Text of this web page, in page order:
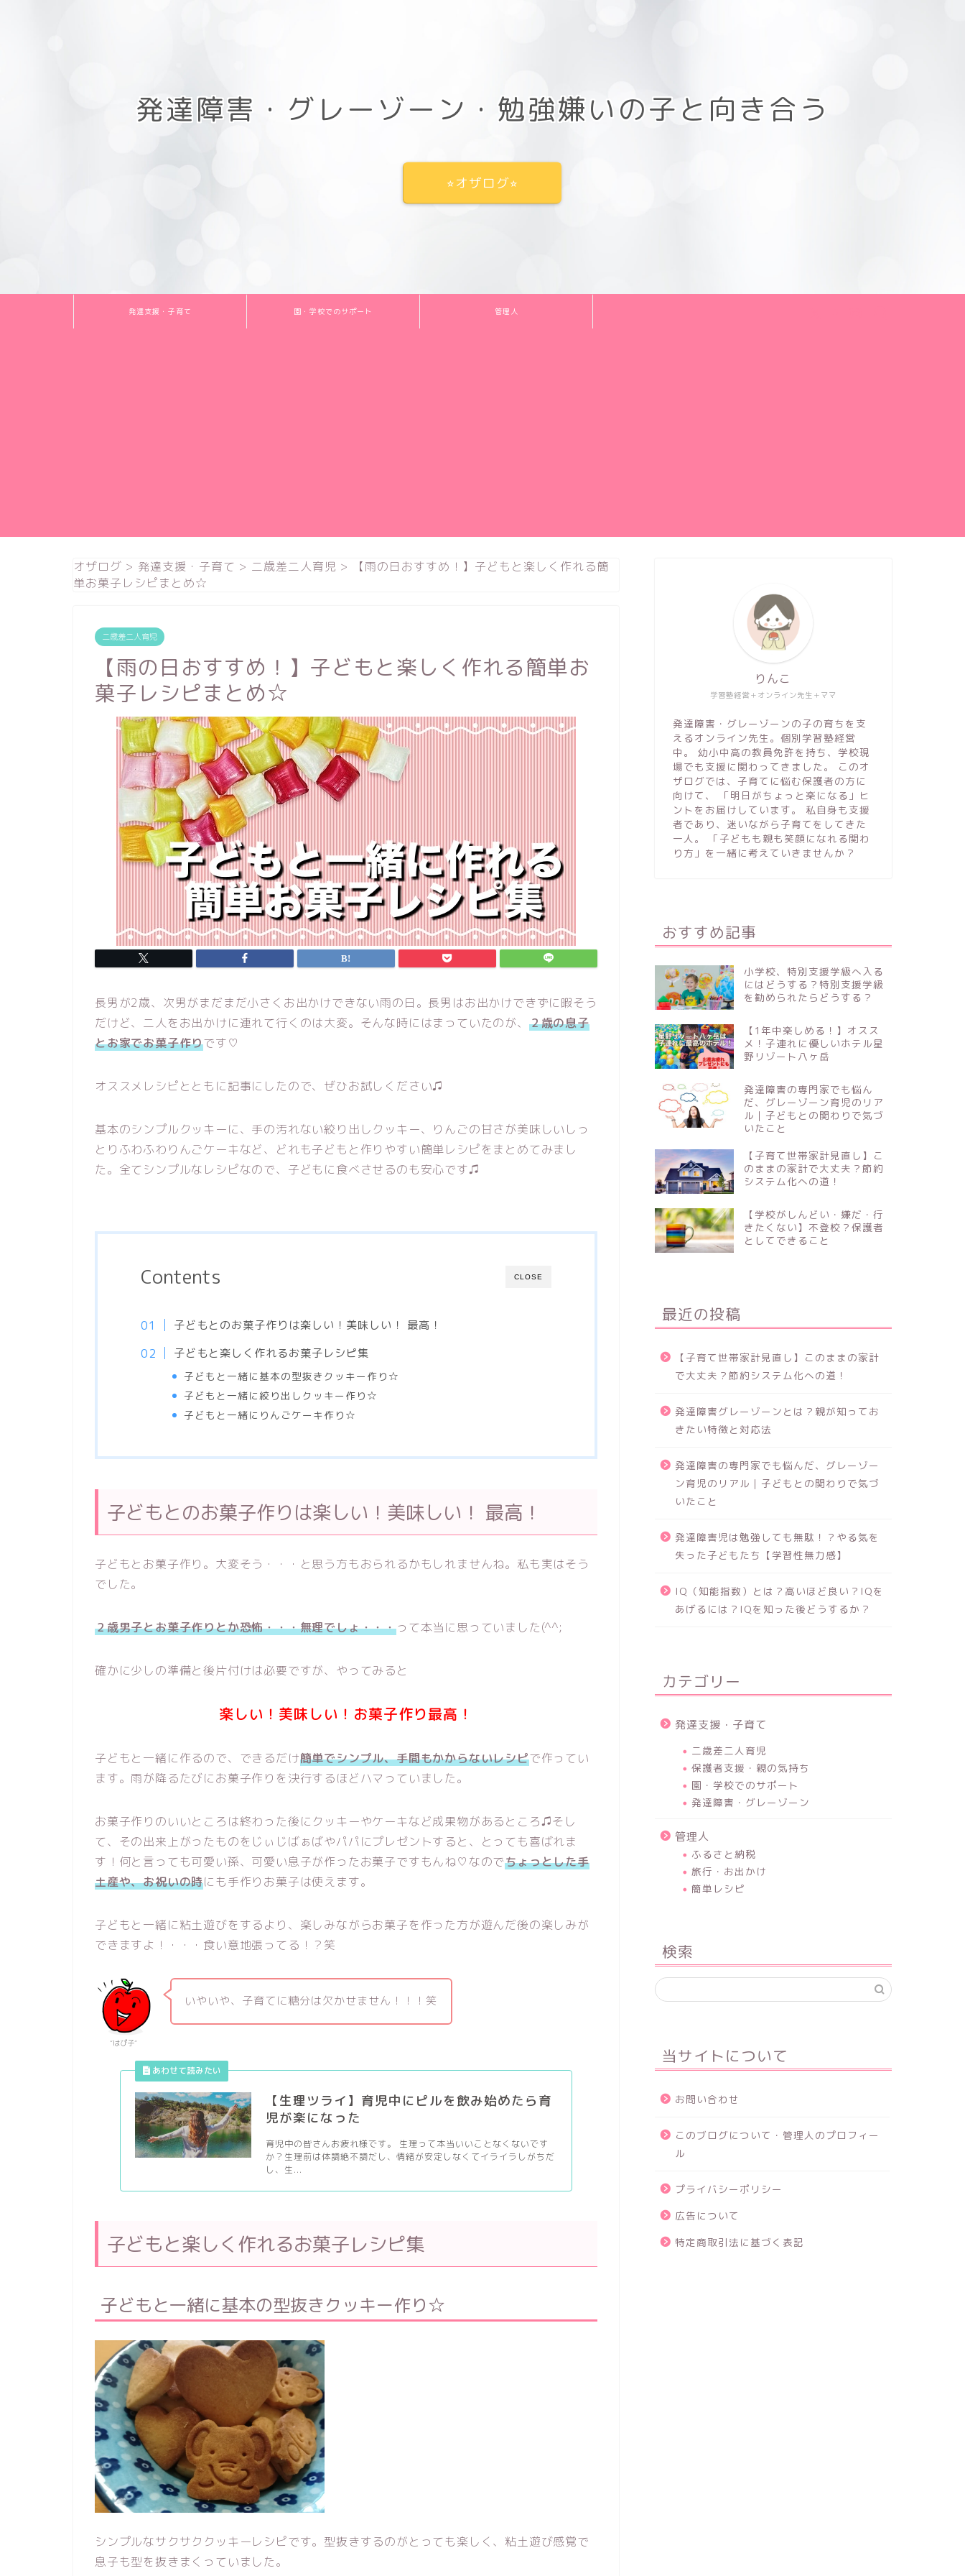
発達障害・グレーゾーン・勉強嫌いの子と向き合う
⭐︎オザログ⭐︎
発達支援・子育て 園・学校でのサポート 管理人
オザログ > 発達支援・子育て > 二歳差二人育児 >
【雨の日おすすめ！】子どもと楽しく作れる簡
単お菓子レシピまとめ☆
二歳差二人育児
【雨の日おすすめ！】子どもと楽しく作れる簡単お
菓子レシピまとめ☆
長男が2歳、次男がまだまだ小さくお出かけできない雨の日。長男はお出かけできずに暇そう
だけど、二人をお出かけに連れて行くのは大変。そんな時にはまっていたのが、 ２歳の息子
とお家でお菓子作りです♡
オススメレシピとともに記事にしたので、ぜひお試しください♫
基本のシンプルクッキーに、手の汚れない絞り出しクッキー、りんごの甘さが美味しいしっ
とりふわふわりんごケーキなど、どれも子どもと作りやすい簡単レシピをまとめてみまし
た。全てシンプルなレシピなので、子どもに食べさせるのも安心です♫
CLOSE
Contents
子どもとのお菓子作りは楽しい！美味しい！ 最高！
子どもと楽しく作れるお菓子レシピ集
子どもと一緒に基本の型抜きクッキー作り☆
子どもと一緒に絞り出しクッキー作り☆
子どもと一緒にりんごケーキ作り☆
子どもとのお菓子作りは楽しい！美味しい！ 最高！
子どもとお菓子作り。大変そう・・・と思う方もおられるかもしれませんね。私も実はそう
でした。
２歳男子とお菓子作りとか恐怖・・・無理でしょ・・・って本当に思っていました(^^;
確かに少しの準備と後片付けは必要ですが、やってみると
楽しい！美味しい！お菓子作り最高 ！
子どもと一緒に作るので、できるだけ簡単でシンプル、手間もかからないレシピで作ってい
ます。雨が降るたびにお菓子作りを決行するほどハマっていました。
お菓子作りのいいところは終わった後にクッキーやケーキなど成果物があるところ♫そし
て、その出来上がったものをじぃじばぁばやパパにプレゼントすると、とっても喜ばれま
す！何と言っても可愛い孫、可愛い息子が作ったお菓子ですもんね♡なのでちょっとした手
土産や、お祝いの時にも手作りお菓子は使えます。
子どもと一緒に粘土遊びをするより、楽しみながらお菓子を作った方が遊んだ後の楽しみが
できますよ！・・・食い意地張ってる！？笑
“はぴ子­”
いやいや、子育てに糖分は欠かせません！！！笑
【生理ツライ】育児中にピルを飲み始めたら育
児が楽になった
育児中の皆さんお疲れ様です。 生理って本当いいことなくないです
か？生理前は体調絶不調だし、情緒が安定しなくてイライラしがちだ
し、生...
子どもと楽しく作れるお菓子レシピ集
子どもと一緒に基本の型抜きクッキー作り☆
シンプルなサクサククッキーレシピです。型抜きするのがとっても楽しく、粘土遊び感覚で
息子も型を抜きまくっていました。
学習塾経営＋オンライン先生＋ママ
りんこ
発達障害・グレーゾーンの子の育ちを支
えるオンライン先生。個別学習塾経営
中。 幼小中高の教員免許を持ち、学校現
場でも支援に関わってきました。 このオ
ザログでは、子育てに悩む保護者の方に
向けて、 「明日がちょっと楽になる」ヒ
ントをお届けしています。 私自身も支援
者であり、迷いながら子育てをしてきた
一人。 「子どもも親も笑顔になれる関わ
り方」を一緒に考えていきませんか？
おすすめ記事
小学校、特別支援学級へ入る
にはどうする？特別支援学級
を勧められたらどうする？
【1年中楽しめる！】オスス
メ！子連れに優しいホテル星
野リゾート八ヶ岳
発達障害の専門家でも悩ん
だ、グレーゾーン育児のリア
ル｜子どもとの関わりで気づ
いたこと
【子育て世帯家計見直し】こ
のままの家計で大丈夫？節約
システム化への道！
【学校がしんどい・嫌だ・行
きたくない】不登校？保護者
としてできること
最近の投稿
【子育て世帯家計見直し】このままの家計
で大丈夫？節約システム化への道！
発達障害グレーゾーンとは？親が知ってお
きたい特徴と対応法
発達障害の専門家でも悩んだ、グレーゾー
ン育児のリアル｜子どもとの関わりで気づ
いたこと
発達障害児は勉強しても無駄！？やる気を
失った子どもたち【学習性無力感】
IQ（知能指数）とは？高いほど良い？IQを
あげるには？IQを知った後どうするか？
カテゴリー
発達支援・子育て
二歳差二人育児
保護者支援・親の気持ち
園・学校でのサポート
発達障害・グレーゾーン
管理人
ふるさと納税
旅行・お出かけ
簡単レシピ
検索
当サイトについて
お問い合わせ
このブログについて・管理人のプロフィー
ル
プライバシーポリシー
広告について
特定商取引法に基づく表記